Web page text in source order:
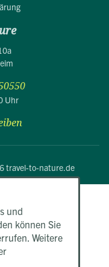
Uhr
travel-to-nature.de
und
können Sie
Weitere